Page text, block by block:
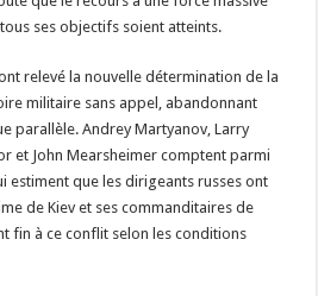
tous ses objectifs soient atteints.
relevé la nouvelle détermination de la
militaire sans appel, abandonnant
parallèle. Andrey Martyanov, Larry
et John Mearsheimer comptent parmi
estiment que les dirigeants russes ont
de Kiev et ses commanditaires de
fin à ce conflit selon les conditions